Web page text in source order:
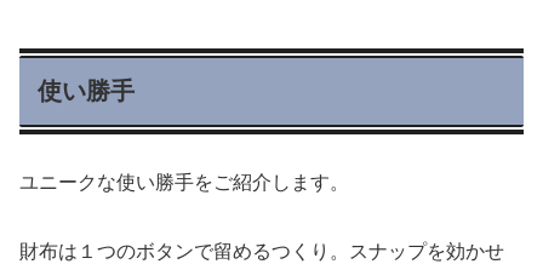
使い勝手
ユニークな使い勝手をご紹介します。
財布は１つのボタンで留めるつくり。スナップを効かせ